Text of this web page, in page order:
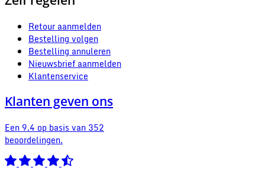
Retour aanmelden
Bestelling volgen
Bestelling annuleren
Nieuwsbrief aanmelden
Klantenservice
Klanten geven ons
Een 9.4 op basis van 352
beoordelingen.